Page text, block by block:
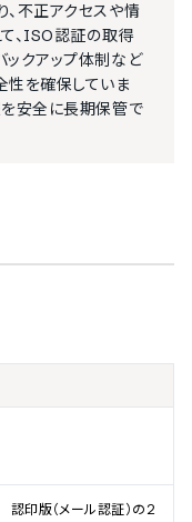
不正アクセスや情
、ISO認証の取得
ックアップ体制など
性を確保していま
を安全に長期保管で
認印版（メール認証）の2